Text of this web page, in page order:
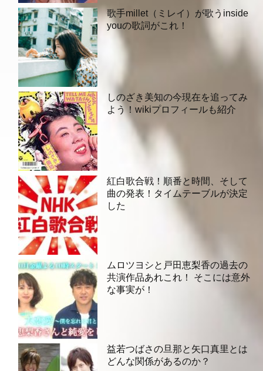
歌手millet（ミレイ）が歌うinside
youの歌詞がこれ！
しのざき美知の今現在を追ってみ
よう！wikiプロフィールも紹介
紅白歌合戦！順番と時間、そして
曲の発表！タイムテーブルが決定
した
ムロツヨシと戸田恵梨香の過去の
共演作品あれこれ！ そこには意外
な事実が！
益若つばさの旦那と矢口真里とは
どんな関係があるのか？